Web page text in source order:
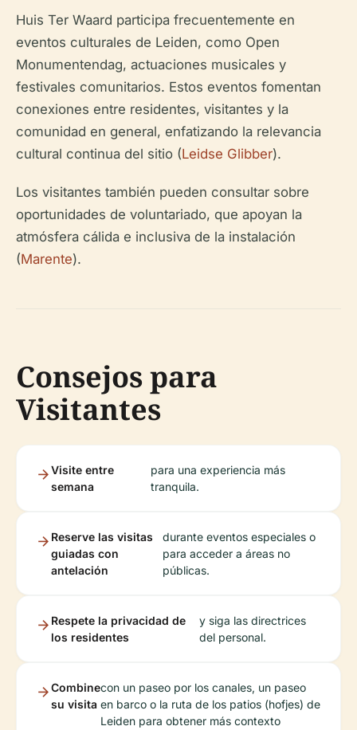
Huis Ter Waard participa frecuentemente en
eventos culturales de Leiden, como Open
Monumentendag, actuaciones musicales y
festivales comunitarios. Estos eventos fomentan
conexiones entre residentes, visitantes y la
comunidad en general, enfatizando la relevancia
cultural continua del sitio (Leidse Glibber).
Los visitantes también pueden consultar sobre
oportunidades de voluntariado, que apoyan la
atmósfera cálida e inclusiva de la instalación
(Marente).
Consejos para
Visitantes
Visite entre
semana
para una experiencia más
tranquila.
Reserve las visitas
guiadas con
antelación
durante eventos especiales o
para acceder a áreas no
públicas.
Respete la privacidad de
los residentes
y siga las directrices
del personal.
Combine
su visita
con un paseo por los canales, un paseo
en barco o la ruta de los patios (hofjes) de
Leiden para obtener más contexto